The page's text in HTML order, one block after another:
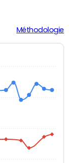
Méthodologie